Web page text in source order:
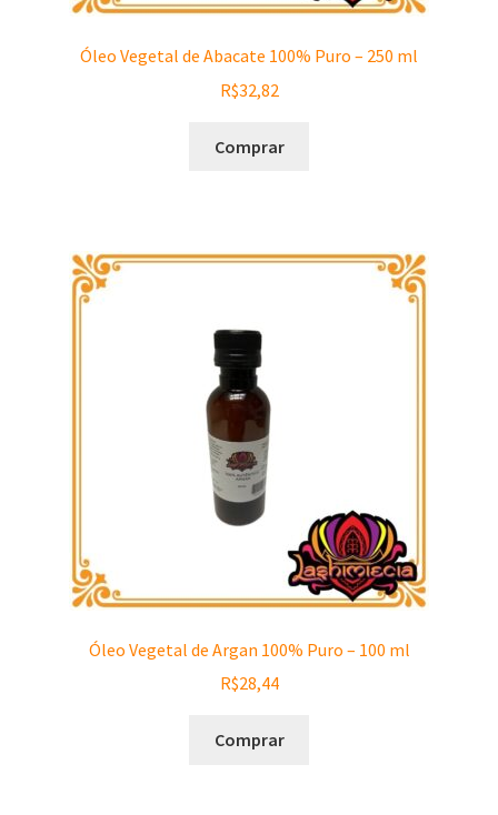
Óleo Vegetal de Abacate 100% Puro – 250 ml
R$32,82
Comprar
Óleo Vegetal de Argan 100% Puro – 100 ml
R$28,44
Comprar